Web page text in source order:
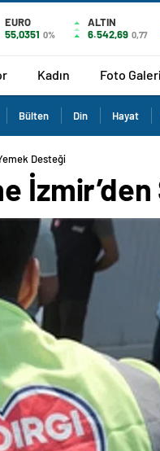
EURO
55,0351 0%
ALTIN
6.542,69 0,77
Kadın Foto Galeri
Bülten Din Hayat
Desteği